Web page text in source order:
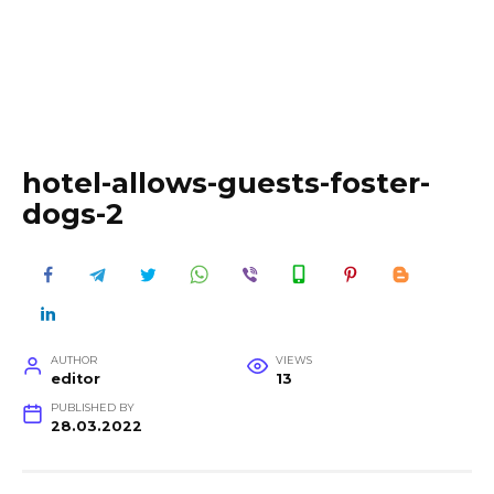
hotel-allows-guests-foster-
dogs-2
AUTHOR
editor
VIEWS
13
PUBLISHED BY
28.03.2022